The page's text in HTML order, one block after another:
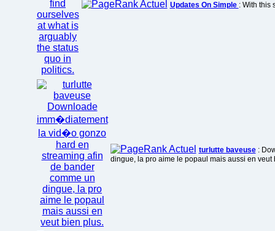
Updates On Simple : With this
turlutte baveuse:
dingue, la pro aime le popaul mais aussi en veut